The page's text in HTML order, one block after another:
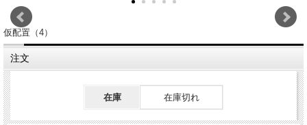
仮配置（4）
注文
在庫 在庫切れ